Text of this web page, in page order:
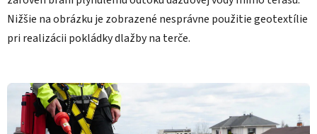
Nižšie na obrázku je zobrazené nesprávne použitie geotextílie
pri realizácii pokládky dlažby na terče.